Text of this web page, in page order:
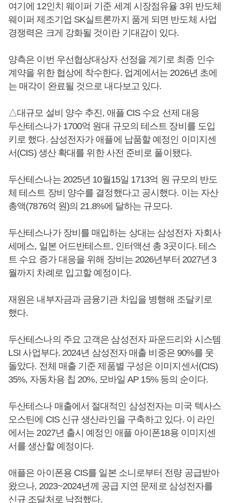
여기에 12인치 웨이퍼 기준 세계 시장점유율 3위 반도체
웨이퍼 제조기업 SK실트론까지 품게 되면 반도체 사업
경쟁력은 크게 강화될 것이란 기대감이 있다.
양측은 이번 우선협상대상자 선정을 계기로 최종 인수
계약을 위한 협상에 착수한다. 업계에서는 2026년 초에
는 매각이 완료될 것으로 내다보고 있다.
△대규모 설비 양수 추진, 애플 CIS 수요 선제 대응
두산테스나가 1700억 원대 규모의 테스트 장비를 도입
키로 했다. 삼성전자가 애플에 납품할 예정인 이미지센
서(CIS) 생산 확대를 위한 사전 준비로 풀이됐다.
두산테스나는 2025년 10월15일 1713억 원 규모의 반도
체 테스트 장비 양수를 결정했다고 공시했다. 이는 자산
총액(7876억 원)의 21.8%에 달하는 규모다.
두산테스나가 장비를 매입하는 상대는 삼성전자 자회사
세메스, 일본 어드반테스트, 인터액션 총 3곳이다. 테스
트 수요 증가 대응을 위해 장비는 2026년부터 2027년 3
월까지 차례로 입고할 예정이다.
재원은 내부자금과 금융기관 차입을 병행해 조달키로
했다.
두산테스나의 주요 고객은 삼성전자 파운드리와 시스템
LSI 사업부다. 2024년 삼성전자 매출 비중은 90%를 웃
돌았다. 전체 매출 기준 제품별 구성은 이미지센서(CIS)
35%, 자동차용 칩 20%, 모바일 AP 15% 등의 순이다.
두산테스나 매출에서 절대적인 삼성전자는 미국 텍사스
오스틴에 CIS 신규 생산라인을 구축하고 있다. 이 라인
에서는 2027년 출시 예정인 애플 아이폰18용 이미지센
서를 생산할 예정이다.
애플은 아이폰용 CIS를 일본 소니로부터 전량 공급받아
왔으나, 2023~2024년께 공급 지연 문제로 삼성전자를
신규 조달처로 낙점했다.